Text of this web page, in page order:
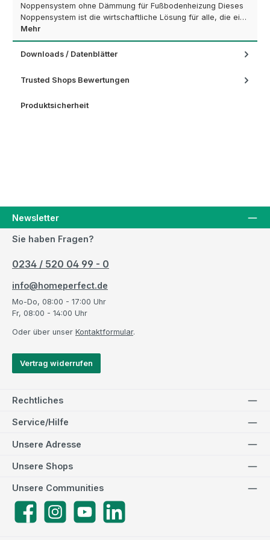
Noppensystem ohne Dämmung für Fußbodenheizung Dieses
Noppensystem ist die wirtschaftliche Lösung für alle, die ei…
Mehr
Downloads / Datenblätter
Trusted Shops Bewertungen
Produktsicherheit
Newsletter
Sie haben Fragen?
0234 / 520 04 99 - 0
info@homeperfect.de
Mo-Do, 08:00 - 17:00 Uhr
Fr, 08:00 - 14:00 Uhr
Oder über unser Kontaktformular.
Vertrag widerrufen
Rechtliches
Service/Hilfe
Unsere Adresse
Unsere Communities
FacebookInstagramYouTube
Unsere Shops